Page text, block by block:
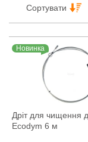
Сортувати
Новинка
Дріт для чищення
Ecodym 6 м